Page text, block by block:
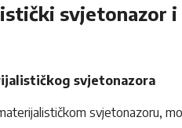
svjetonazor
svjetonazora
svjetonazoru,